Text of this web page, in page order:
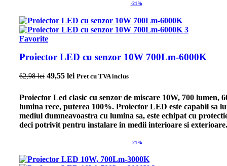
-21%
Favorite
Proiector LED cu senzor 10W 700Lm-6000K
62,98lei Prețul inițial a fost: 62,98 lei.
49,55 lei Prețul curent este: 49,55 lei.
Pret cu TVA inclus
Proiector Led clasic cu senzor de miscare 10W, 700 lumen,
lumina rece, puterea 100%. Proiector LED este capabil sa
mediul dumneavoastra cu lumina sa, este echipat cu
deci potrivit pentru instalare in medii interioare si exterioare.
-21%